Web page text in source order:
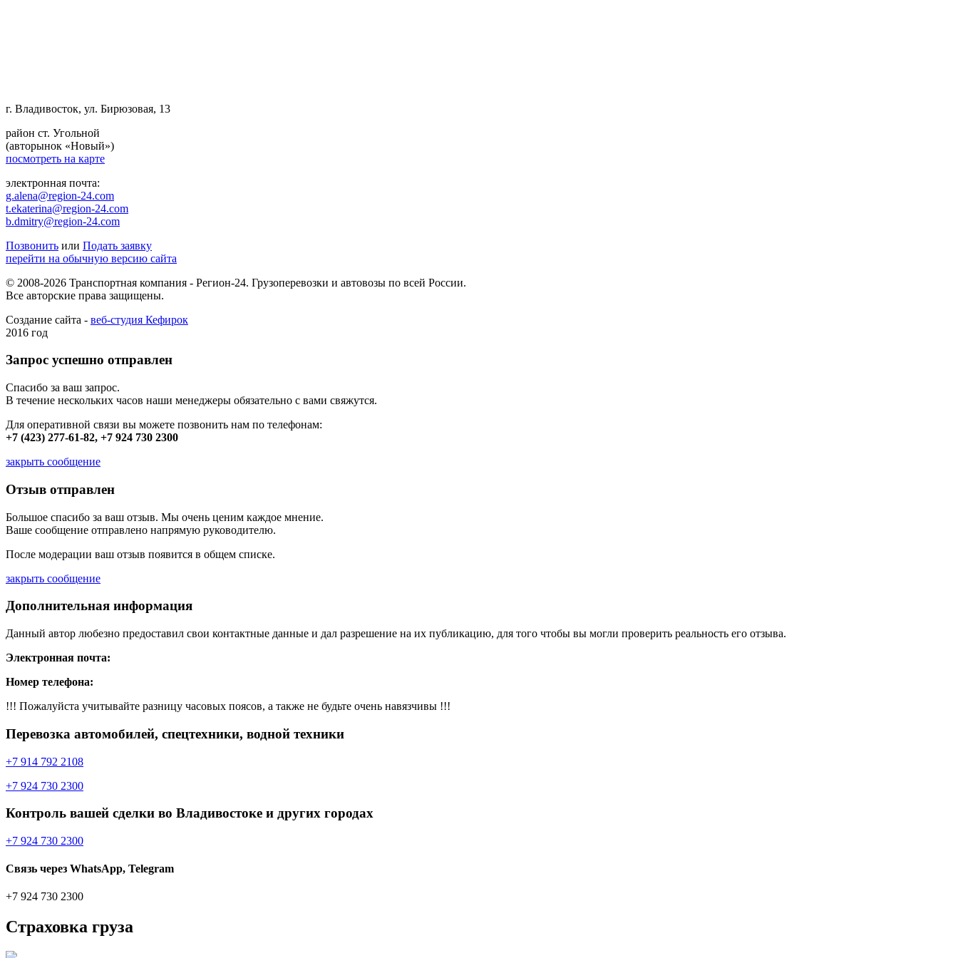
г. Владивосток, ул. Бирюзовая, 13
район ст. Угольной
(авторынок «Новый»)
посмотреть на карте
электронная почта:
g.alena@region-24.com
t.ekaterina@region-24.com
b.dmitry@region-24.com
Позвонить или Подать заявку
перейти на обычную версию сайта
© 2008-2026 Транспортная компания - Регион-24. Грузоперевозки и автовозы по всей России.
Все авторские права защищены.
Создание сайта - веб-студия Кефирок
2016 год
Запрос успешно отправлен
Спасибо за ваш запрос.
В течение нескольких часов наши менеджеры обязательно с вами свяжутся.
Для оперативной связи вы можете позвонить нам по телефонам:
+7 (423) 277-61-82, +7 924 730 2300
закрыть сообщение
Отзыв отправлен
Большое спасибо за ваш отзыв. Мы очень ценим каждое мнение.
Ваше сообщение отправлено напрямую руководителю.
После модерации ваш отзыв появится в общем списке.
закрыть сообщение
Дополнительная информация
Данный автор любезно предоставил свои контактные данные и дал разрешение на их публикацию, для того чтобы вы могли проверить реальность его отзыва.
Электронная почта:
Номер телефона:
!!! Пожалуйста учитывайте разницу часовых поясов, а также не будьте очень навязчивы !!!
Перевозка автомобилей, спецтехники, водной техники
+7 914 792 2108
+7 924 730 2300
Контроль вашей сделки во Владивостоке и других городах
+7 924 730 2300
Связь через WhatsApp, Telegram
+7 924 730 2300
Страховка груза